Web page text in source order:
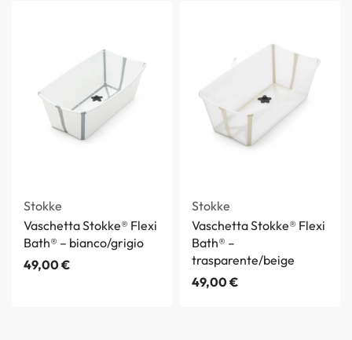
Stokke
Vaschetta Stokke® Flexi
Bath® – bianco/grigio
49,00€
Stokke
Vaschetta Stokke® Flexi
Bath® –
trasparente/beige
49,00€